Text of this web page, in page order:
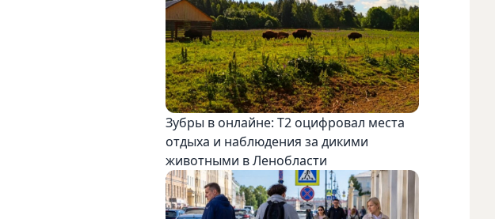
Зубры в онлайне: Т2 оцифровал места
отдыха и наблюдения за дикими
животными в Ленобласти